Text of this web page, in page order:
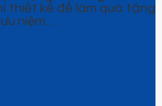
thiết kế để làm quà tặng
niệm…